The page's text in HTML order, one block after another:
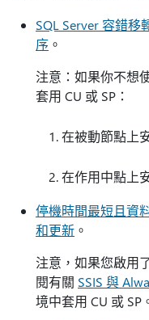
SQL Server 容錯移
序 。
注意：如果你不想
套用 CU 或 SP：
在被動節點上
在作用中點上
停機時間最短且資
和更新 。
注意，如果您啟用
閱有關 SSIS 與
境中套用 CU 或 SP